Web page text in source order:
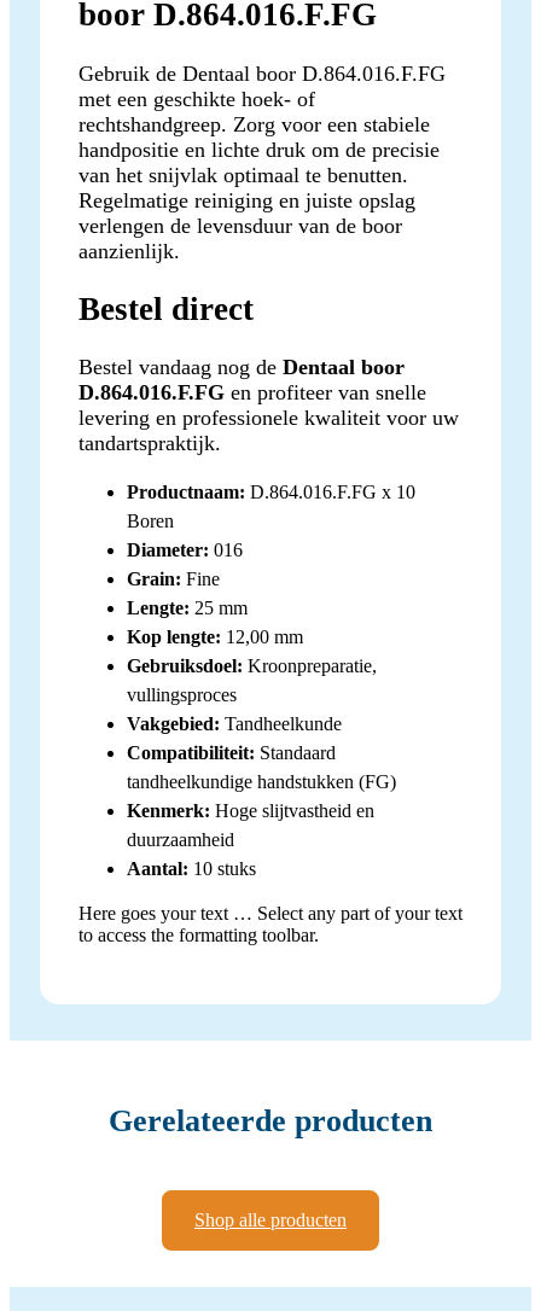
boor D.864.016.F.FG
Gebruik de Dentaal boor D.864.016.F.FG
met een geschikte hoek- of
rechtshandgreep. Zorg voor een stabiele
handpositie en lichte druk om de precisie
van het snijvlak optimaal te benutten.
Regelmatige reiniging en juiste opslag
verlengen de levensduur van de boor
aanzienlijk.
Bestel direct
Bestel vandaag nog de Dentaal boor
D.864.016.F.FG en profiteer van snelle
levering en professionele kwaliteit voor uw
tandartspraktijk.
Productnaam: D.864.016.F.FG x 10
Boren
Diameter: 016
Grain: Fine
Lengte: 25 mm
Kop lengte: 12,00 mm
Gebruiksdoel: Kroonpreparatie,
vullingsproces
Vakgebied: Tandheelkunde
Compatibiliteit: Standaard
tandheelkundige handstukken (FG)
Kenmerk: Hoge slijtvastheid en
duurzaamheid
Aantal: 10 stuks
Here goes your text … Select any part of your text
to access the formatting toolbar.
Gerelateerde producten
Shop alle producten